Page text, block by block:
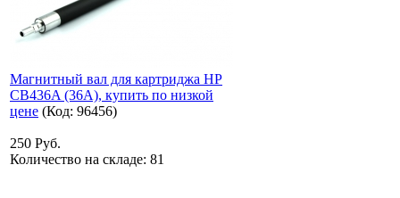
Магнитный вал для картриджа HP
CB436A (36A), купить по низкой
цене (Код: 96456)
250 Руб.
Количество на складе: 81